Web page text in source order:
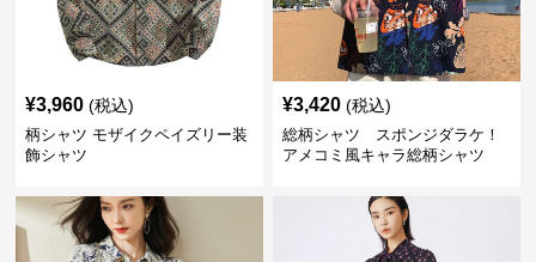
¥3,960 (税込)
柄シャツ モザイクペイズリー装
飾シャツ
¥3,420 (税込)
総柄シャツ スポンジダラケ！
アメコミ風キャラ総柄シャツ